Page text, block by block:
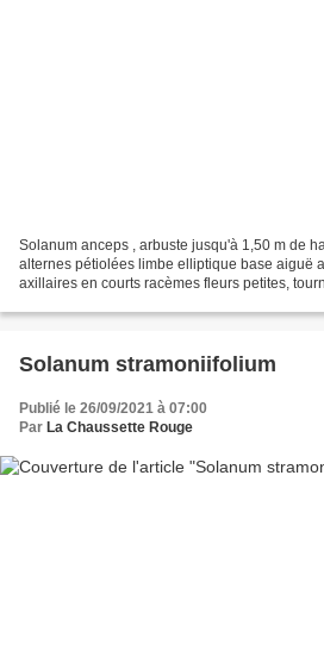
Solanum anceps , arbuste jusqu'à 1,50 m de
alternes pétiolées limbe elliptique base aiguë
axillaires en courts racèmes fleurs petites,
Solanum stramoniifolium
Publié le 26/09/2021 à 07:00
Par La Chaussette Rouge